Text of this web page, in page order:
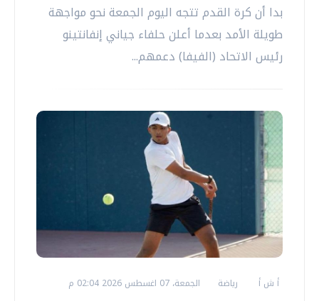
بدا أن كرة القدم تتجه اليوم الجمعة نحو مواجهة
طويلة الأمد بعدما أعلن حلفاء جياني إنفانتينو
رئيس الاتحاد (الفيفا) دعمهم...
أ ش أ رياضة الجمعة، 07 اغسطس 2026 02:04 م